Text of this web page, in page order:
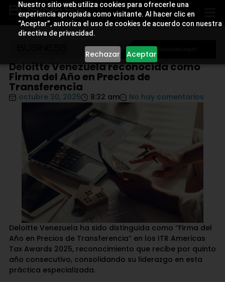
Nuestro sitio web utiliza cookies para ofrecerle una
experiencia apropiada como visitante. Al hacer clic en
“Aceptar”, autoriza el uso de cookies de acuerdo con nuestra
directiva de privacidad.
Rechazar Aceptar
Deloitte Venezuela reconocida como
Firma del Año en Precios de
Transferencia
octubre 30, 2025 8:32 am No hay comentarios
Deloitte Venezuela ha sido distinguida como “Firma del
Año en Precios de Transferencia” en los ITR Americas
Tax Awards 2025, reconocimiento que recibe por quinto
año consecutivo, consolidando su liderazgo en esta
práctica especializada.